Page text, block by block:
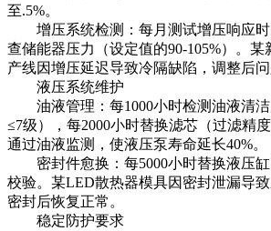
至.5%。
增压系统检测：每月测试增压响应时
查储能器压力（设定值的90-105%）。
产线因增压延迟导致冷隔缺陷，调整后问
液压系统维护
油液管理：每1000小时检测油液清洁
≤7级），每2000小时替换滤芯（过滤精
通过油液监测，使液压泵寿命延长40%。
密封件愈换：每5000小时替换液压缸
校验。某LED散热器模具因密封泄漏导
密封后恢复正常。
稳定防护要求